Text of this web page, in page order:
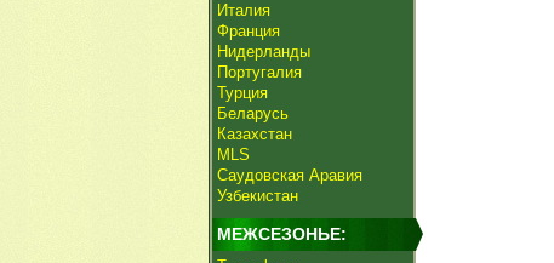
Италия
Франция
Нидерланды
Португалия
Турция
Беларусь
Казахстан
MLS
Саудовская Аравия
Узбекистан
МЕЖСЕЗОНЬЕ: